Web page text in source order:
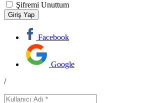
Şifremi Unuttum
Facebook
Google
/